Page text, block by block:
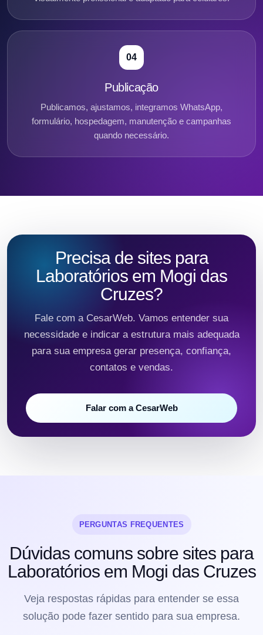
04
Publicação
Publicamos, ajustamos, integramos WhatsApp,
formulário, hospedagem, manutenção e campanhas
quando necessário.
Precisa de sites para
Laboratórios em Mogi das
Cruzes?
Fale com a CesarWeb. Vamos entender sua
necessidade e indicar a estrutura mais adequada
para sua empresa gerar presença, confiança,
contatos e vendas.
Falar com a CesarWeb
PERGUNTAS FREQUENTES
Dúvidas comuns sobre sites para
Laboratórios em Mogi das Cruzes
Veja respostas rápidas para entender se essa
solução pode fazer sentido para sua empresa.